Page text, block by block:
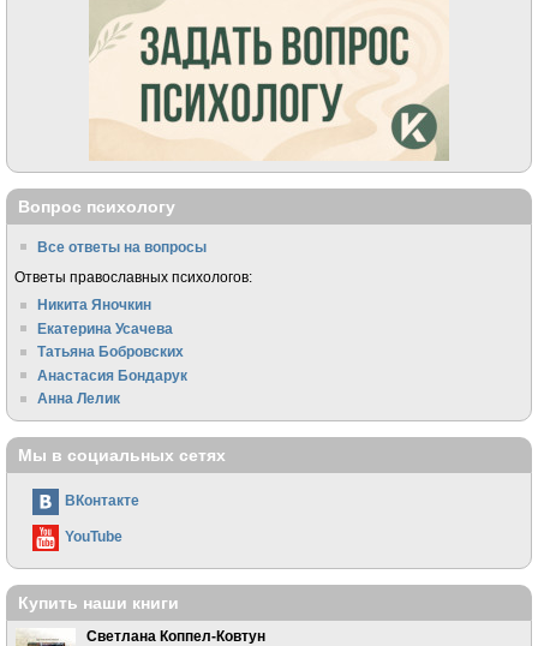
Вопрос психологу
Все ответы на вопросы
Ответы православных психологов:
Никита Яночкин
Екатерина Усачева
Татьяна Бобровских
Анастасия Бондарук
Анна Лелик
Мы в социальных сетях
ВКонтакте
YouTube
Купить наши книги
Светлана Коппел-Ковтун